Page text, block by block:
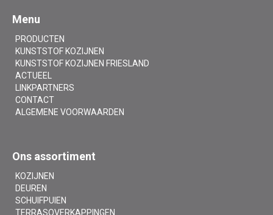
Menu
PRODUCTEN
KUNSTSTOF KOZIJNEN
KUNSTSTOF KOZIJNEN FRIESLAND
ACTUEEL
LINKPARTNERS
CONTACT
ALGEMENE VOORWAARDEN
Ons assortiment
KOZIJNEN
DEUREN
SCHUIFPUIEN
TERRASOVERKAPPINGEN